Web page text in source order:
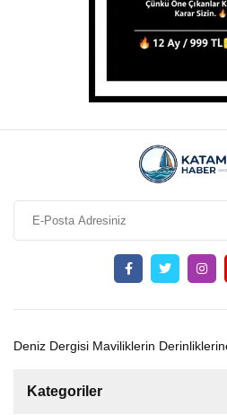
Deniz Dergisi Maviliklerin
Kategoriler